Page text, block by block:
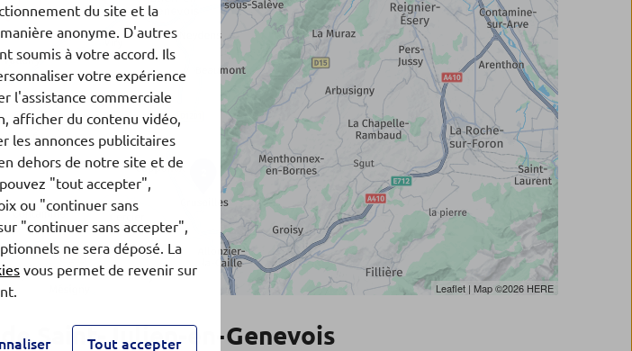
Leaflet | Map ©2026 HERE
Saint-Julien-en-Genevois
du site et la
anonyme. D'autres
soumis à votre accord. Ils
votre expérience
l'assistance commerciale
afficher du contenu vidéo,
les annonces publicitaires
dehors de notre site et de
"tout accepter",
ou "continuer sans
"continuer sans accepter",
ne sera déposé. La
vous permet de revenir sur
Tout accepter